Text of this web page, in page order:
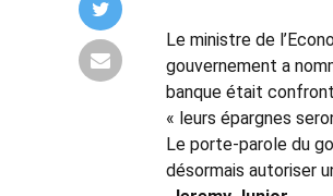
Le ministre de
gouvernement a
banque était
« leurs épargnes
Le porte-parole du
désormais autoriser